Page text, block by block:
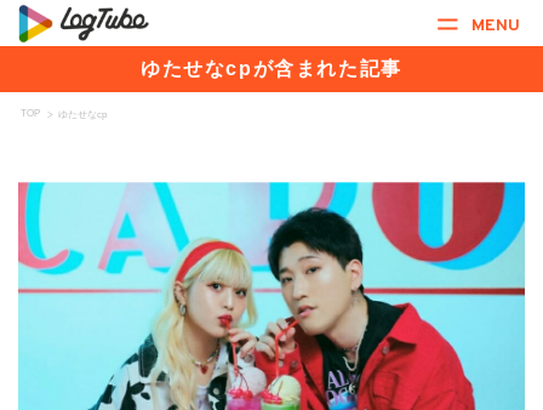
MENU
ゆたせなcpが含まれた記事
TOP > ゆたせなcp